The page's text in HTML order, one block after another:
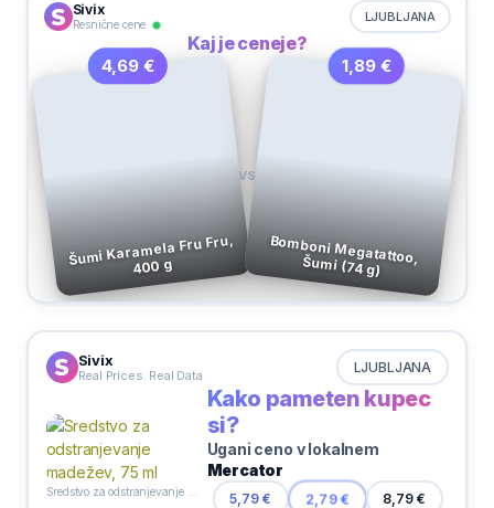
Sivix
Resnične cene
LJUBLJANA
Kaj je ceneje?
4,69 €
Šumi Karamela Fru Fru,
400 g
VS
1,89 €
Bomboni Megatattoo,
Šumi (74 g)
Sivix
Real Prices. Real Data LJUBLJANA
Kako pameten kupec
si?
Ugani ceno v lokalnem
Mercator
5,79 € 2,79 € 8,79 €